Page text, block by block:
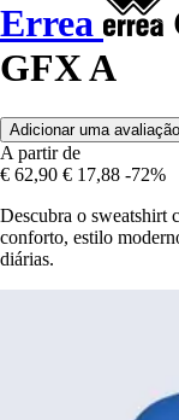
Errea
GFX A
Adicionar uma avaliação
A partir de
€ 62,90 € 17,88 -72%
Descubra o sweatshirt
conforto, estilo
diárias.